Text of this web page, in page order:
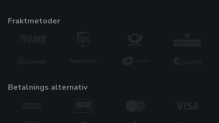
fraktmetoder
betalnings alternativ